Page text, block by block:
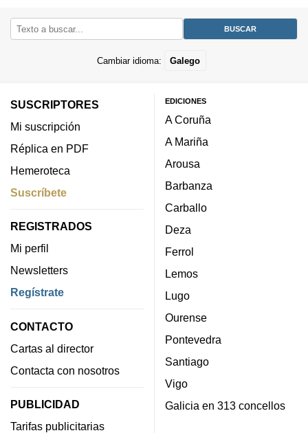
Cambiar idioma: Galego
SUSCRIPTORES
Mi suscripción
Réplica en PDF
Hemeroteca
Suscríbete
REGISTRADOS
Mi perfil
Newsletters
Regístrate
CONTACTO
Cartas al director
Contacta con nosotros
PUBLICIDAD
Tarifas publicitarias
EDICIONES
A Coruña
A Mariña
Arousa
Barbanza
Carballo
Deza
Ferrol
Lemos
Lugo
Ourense
Pontevedra
Santiago
Vigo
Galicia en 313 concellos